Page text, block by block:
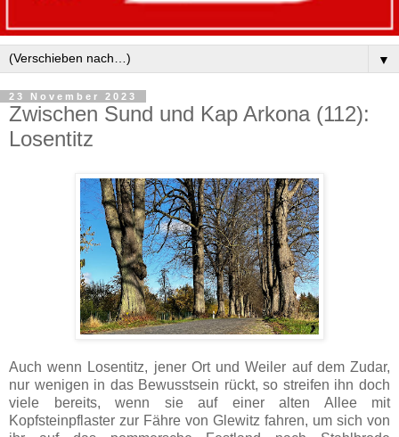
▼
23 November 2023
Zwischen Sund und Kap Arkona (112):
Losentitz
Auch wenn Losentitz, jener Ort und Weiler auf dem Zudar,
nur wenigen in das Bewusstsein rückt, so streifen ihn doch
viele bereits, wenn sie auf einer alten Allee mit
Kopfsteinpflaster zur Fähre von Glewitz fahren, um sich von